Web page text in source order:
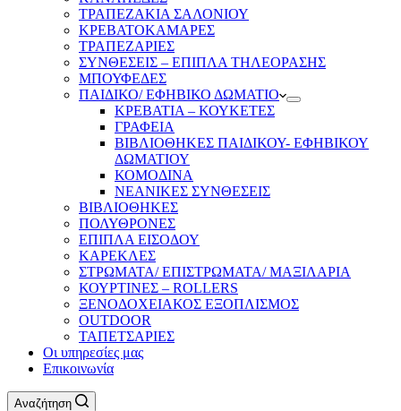
ΤΡΑΠΕΖΑΚΙΑ ΣΑΛΟΝΙΟΥ
ΚΡΕΒΑΤΟΚΑΜΑΡΕΣ
ΤΡΑΠΕΖΑΡΙΕΣ
ΣΥΝΘΕΣΕΙΣ – ΕΠΙΠΛΑ ΤΗΛΕΟΡΑΣΗΣ
ΜΠΟΥΦΕΔΕΣ
ΠΑΙΔΙΚΟ/ ΕΦΗΒΙΚΟ ΔΩΜΑΤΙΟ
ΚΡΕΒΑΤΙΑ – ΚΟΥΚΕΤΕΣ
ΓΡΑΦΕΙΑ
ΒΙΒΛΙΟΘΗΚΕΣ ΠΑΙΔΙΚΟΥ- ΕΦΗΒΙΚΟΥ
ΔΩΜΑΤΙΟΥ
ΚΟΜΟΔΙΝΑ
ΝΕΑΝΙΚΕΣ ΣΥΝΘΕΣΕΙΣ
ΒΙΒΛΙΟΘΗΚΕΣ
ΠΟΛΥΘΡΟΝΕΣ
ΕΠΙΠΛΑ ΕΙΣΟΔΟΥ
ΚΑΡΕΚΛΕΣ
ΣΤΡΩΜΑΤΑ/ ΕΠΙΣΤΡΩΜΑΤΑ/ ΜΑΞΙΛΑΡΙΑ
ΚΟΥΡΤΙΝΕΣ – ROLLERS
ΞΕΝΟΔΟΧΕΙΑΚΟΣ ΕΞΟΠΛΙΣΜΟΣ
OUTDOOR
ΤΑΠΕΤΣΑΡΙΕΣ
Οι υπηρεσίες μας
Επικοινωνία
Αναζήτηση